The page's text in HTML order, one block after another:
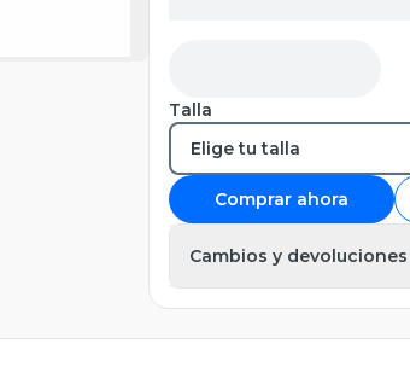
Talla
Comprar ahora
Cambios y devoluciones